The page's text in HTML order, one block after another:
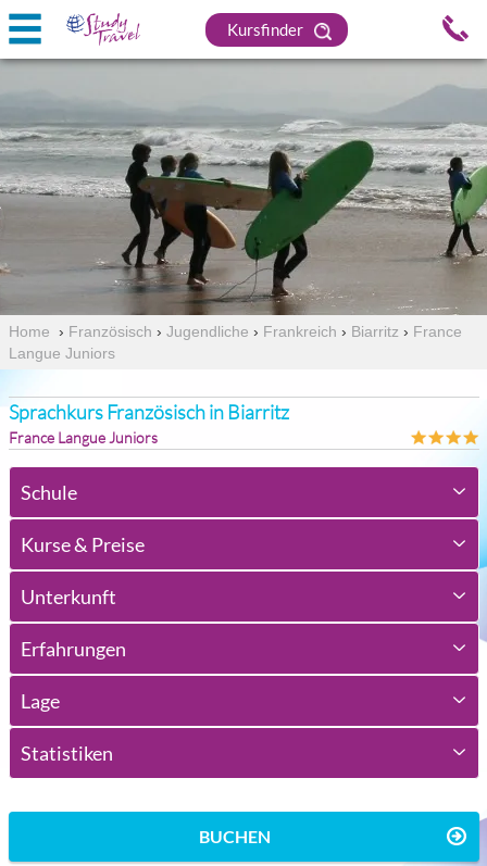
Kursfinder
Home › Französisch › Jugendliche › Frankreich › Biarritz › France
Langue Juniors
Sprachkurs Französisch in Biarritz
France Langue Juniors
Schule
Kurse & Preise
Unterkunft
Erfahrungen
Lage
Statistiken
BUCHEN